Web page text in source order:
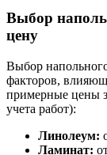
Выбор
цену
Выбор
факторов,
примерные цены
учета работ):
Линолеум:
Ламинат: